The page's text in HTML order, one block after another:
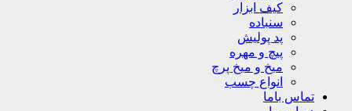
کیف ابزار
سنباده
پد پولیش
پیچ و مهره
میخ و میخ پرچ
انواع چسب
تماس باما